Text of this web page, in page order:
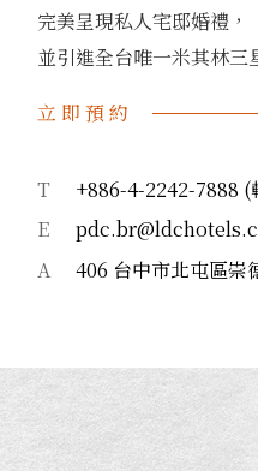
完美呈現私人宅邸婚禮，
並引進全台唯一米其林三
立即預約
T
+886-4-2242-7888 (
E
A
406 台中市北屯區崇